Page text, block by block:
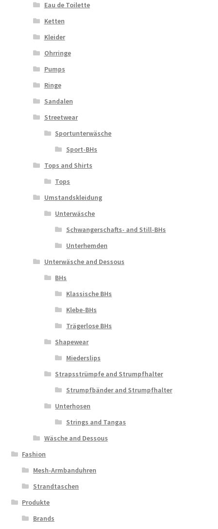
Eau de Toilette
Ketten
Kleider
Ohrringe
Pumps
Ringe
Sandalen
Streetwear
Sportunterwäsche
Sport-BHs
Tops and Shirts
Tops
Umstandskleidung
Unterwäsche
Schwangerschafts- and Still-BHs
Unterhemden
Unterwäsche and Dessous
BHs
Klassische BHs
Klebe-BHs
Trägerlose BHs
Shapewear
Miederslips
Strapsstrümpfe and Strumpfhalter
Strumpfbänder and Strumpfhalter
Unterhosen
Strings and Tangas
Wäsche and Dessous
Fashion
Mesh-Armbanduhren
Strandtaschen
Produkte
Brands